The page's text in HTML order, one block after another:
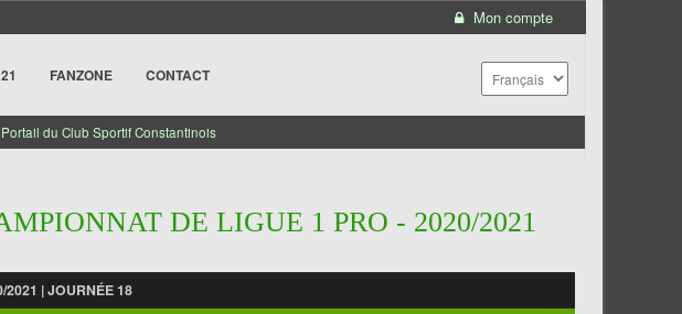
Mon compte
FANZONE CONTACT
du Club Sportif Constantinois
DE LIGUE 1 PRO - 2020/2021
2021 | JOURNÉE 18